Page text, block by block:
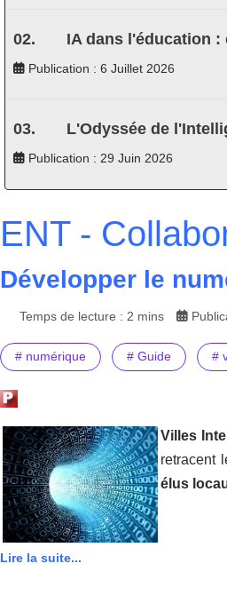
IA dans l'éducation
Publication : 6 Juillet 2026
L'Odyssée de
Publication : 29 Juin 2026
ENT -
Développer le
Temps de lecture : 2 mins
# numérique # Guide #
Villes
retracent
élus
Lire la suite...